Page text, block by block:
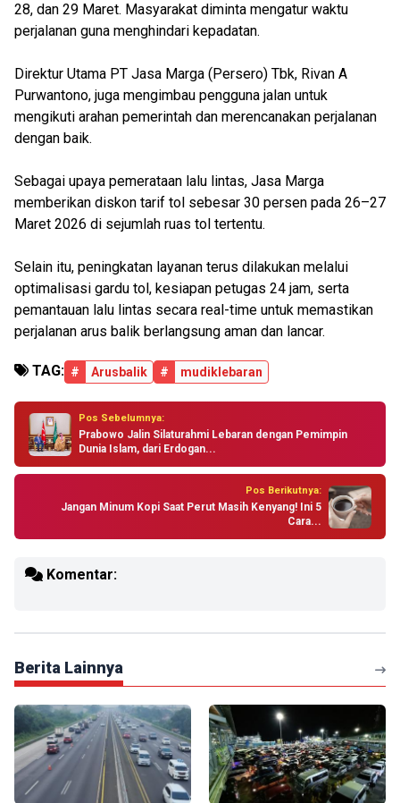
28, dan 29 Maret. Masyarakat diminta mengatur waktu
perjalanan guna menghindari kepadatan.
Direktur Utama PT Jasa Marga (Persero) Tbk, Rivan A
Purwantono, juga mengimbau pengguna jalan untuk
mengikuti arahan pemerintah dan merencanakan perjalanan
dengan baik.
Sebagai upaya pemerataan lalu lintas, Jasa Marga
memberikan diskon tarif tol sebesar 30 persen pada 26–27
Maret 2026 di sejumlah ruas tol tertentu.
Selain itu, peningkatan layanan terus dilakukan melalui
optimalisasi gardu tol, kesiapan petugas 24 jam, serta
pemantauan lalu lintas secara real-time untuk memastikan
perjalanan arus balik berlangsung aman dan lancar.
TAG: # Arusbalik # mudiklebaran
Pos Sebelumnya:
Prabowo Jalin Silaturahmi Lebaran dengan Pemimpin
Dunia Islam, dari Erdogan...
Pos Berikutnya:
Jangan Minum Kopi Saat Perut Masih Kenyang! Ini 5
Cara...
Komentar:
Berita Lainnya